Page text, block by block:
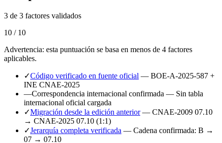
3 de 3 factores validados
10 / 10
Advertencia: esta puntuación se basa en menos de 4 factores
aplicables.
✓Código verificado en fuente oficial — BOE-A-2025-587 +
INE CNAE-2025
—Correspondencia internacional confirmada — Sin tabla
internacional oficial cargada
✓Migración desde la edición anterior — CNAE-2009 07.10
→ CNAE-2025 07.10 (1:1)
✓Jerarquía completa verificada — Cadena confirmada: B →
07 → 07.10